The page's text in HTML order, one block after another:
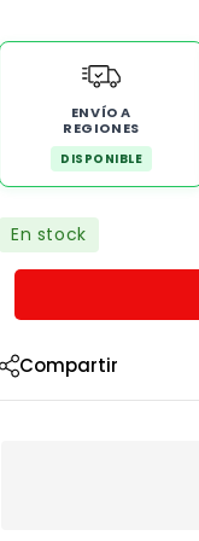
ENVÍO A
REGIONES
DISPONIBLE
En stock
Compartir